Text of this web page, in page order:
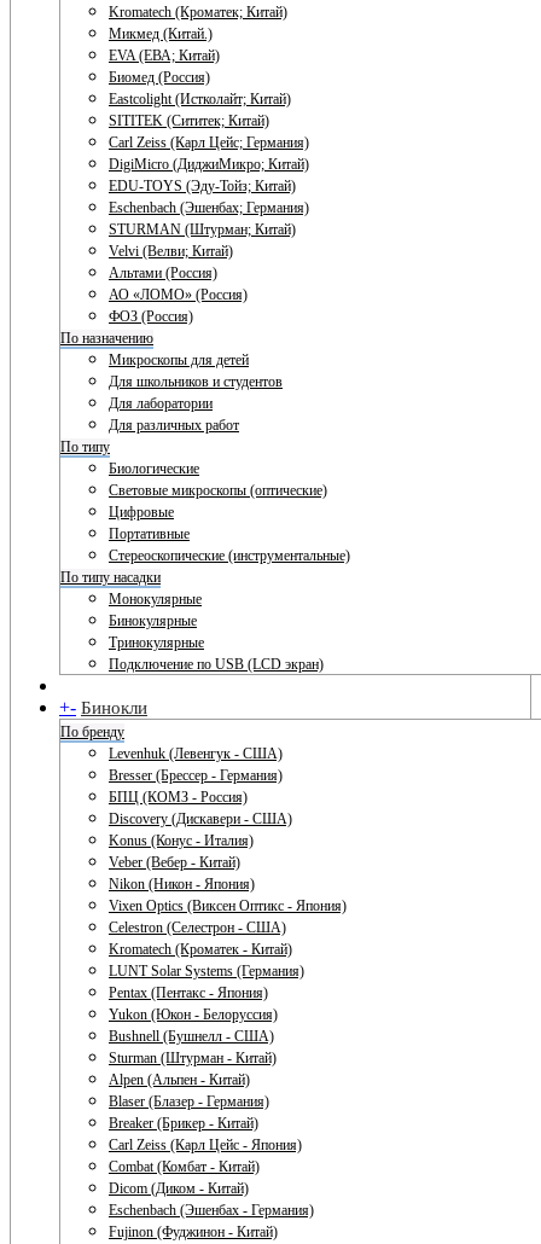
Kromatech (Кроматек; Китай)
Микмед (Китай.)
EVA (ЕВА; Китай)
Биомед (Россия)
Eastcolight (Истколайт; Китай)
SITITEK (Сититек; Китай)
Carl Zeiss (Карл Цейс; Германия)
DigiMicro (ДиджиМикро; Китай)
EDU-TOYS (Эду-Тойз; Китай)
Eschenbach (Эшенбах; Германия)
STURMAN (Штурман; Китай)
Velvi (Велви; Китай)
Альтами (Россия)
АО «ЛОМО» (Россия)
ФОЗ (Россия)
По назначению
Микроскопы для детей
Для школьников и студентов
Для лаборатории
Для различных работ
По типу
Биологические
Световые микроскопы (оптические)
Цифровые
Портативные
Стереоскопические (инструментальные)
По типу насадки
Монокулярные
Бинокулярные
Тринокулярные
Подключение по USB (LCD экран)
+- Бинокли
По бренду
Levenhuk (Левенгук - США)
Bresser (Брессер - Германия)
БПЦ (КОМЗ - Россия)
Discovery (Дискавери - США)
Konus (Конус - Италия)
Veber (Вебер - Китай)
Nikon (Никон - Япония)
Vixen Optics (Виксен Оптикс - Япония)
Celestron (Селестрон - США)
Kromatech (Кроматек - Китай)
LUNT Solar Systems (Германия)
Pentax (Пентакс - Япония)
Yukon (Юкон - Белоруссия)
Bushnell (Бушнелл - США)
Sturman (Штурман - Китай)
Alpen (Альпен - Китай)
Blaser (Блазер - Германия)
Breaker (Брикер - Китай)
Carl Zeiss (Карл Цейс - Япония)
Combat (Комбат - Китай)
Dicom (Диком - Китай)
Eschenbach (Эшенбах - Германия)
Fujinon (Фуджинон - Китай)